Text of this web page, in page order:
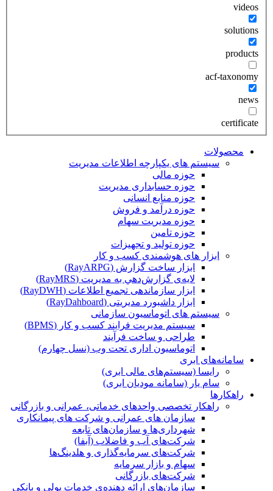
videos
solutions
products
acf-taxonomy
news
certificate
محصولات
سیستم های یکپارچه اطلاعات مدیریت
حوزه مالی
حوزه حسابداری مدیریت
حوزه منابع انسانی
حوزه درآمد و فروش
حوزه مدیریت سهام
حوزه تامین
حوزه تولید و تجهیزات
ابزار های هوشمندی کسب و کار
ابزار ساخت گزارش (RayARPG)
لایه‌ی گزارش‌دهي به مديريت (RayMRS)
ابزار سازماندهی تجمیع اطلاعات (RayDWH)
ابزار داشبورد مدیریتی (RayDahboard)
سیستم های اتوماسیون سازمانی
سیستم مدیریت فرایند کسب و کار (BPMS)
طراحی و ساخت فرآیند
اتوماسیون اداری تحت وب (نسل چهارم)
سامانه‌های ابری
رایسا (سیستم‌های مالی ابری)
سام یار (سامانه مودیان ابری)
راهکارها
راهکار تخصصی واحدهای خدماتی، عمرانی و بازرگانی
سازمان های عمرانی و شرکت های پیمانکاری
شهرداری‌ها و سازمان‌های تابعه
شرکت‌های آب و فاضلاب (آبفا)
شرکت‌های سرمایه‌گذاری و هلدینگ‌ها
سهام و بازار سرمایه
شرکت‌های بازرگانی
سازمان‌های ارائه دهنده‌ی خدمات پولی و بانکی